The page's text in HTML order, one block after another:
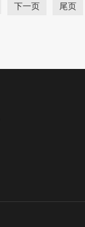
下一页
尾页